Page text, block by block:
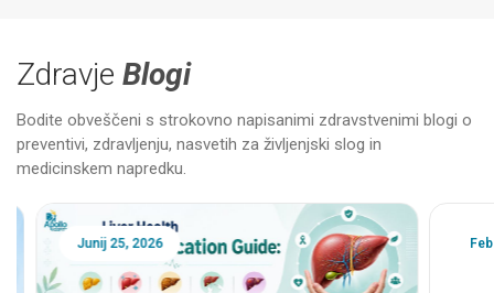
Zdravje Blogi
Bodite obveščeni s strokovno napisanimi zdravstvenimi blogi o
preventivi, zdravljenju, nasvetih za življenjski slog in
medicinskem napredku.
Junij 25, 2026